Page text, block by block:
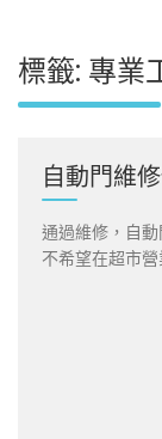
標籤: 專業
自動門維
通過維修，自
不希望在超市